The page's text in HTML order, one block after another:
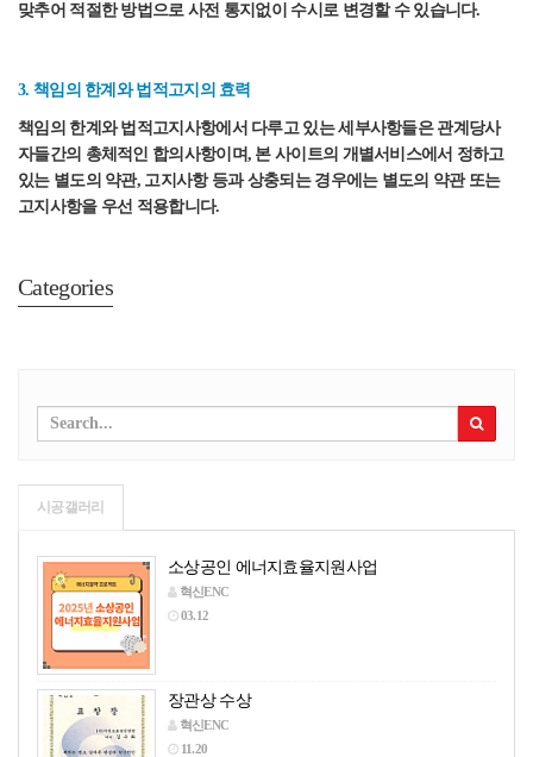
맞추어 적절한 방법으로 사전 통지없이 수시로 변경할 수 있습니다.
3. 책임의 한계와 법적고지의 효력
책임의 한계와 법적고지사항에서 다루고 있는 세부사항들은 관계당사
자들간의 총체적인 합의사항이며, 본 사이트의 개별서비스에서 정하고
있는 별도의 약관, 고지사항 등과 상충되는 경우에는 별도의 약관 또는
고지사항을 우선 적용합니다.
Categories
시공갤러리
소상공인 에너지효율지원사업
혁신ENC
03.12
장관상 수상
혁신ENC
11.20